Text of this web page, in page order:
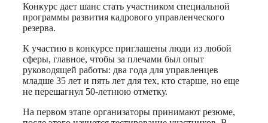
Конкурс дает шанс стать участником специальной
программы развития кадрового управленческого
резерва.
К участию в конкурсе приглашены люди из любой
сферы, главное, чтобы за плечами был опыт
руководящей работы: два года для управленцев
младше 35 лет и пять лет для тех, кто старше, но еще
не перешагнул 50-летнюю отметку.
На первом этапе организаторы принимают резюме,